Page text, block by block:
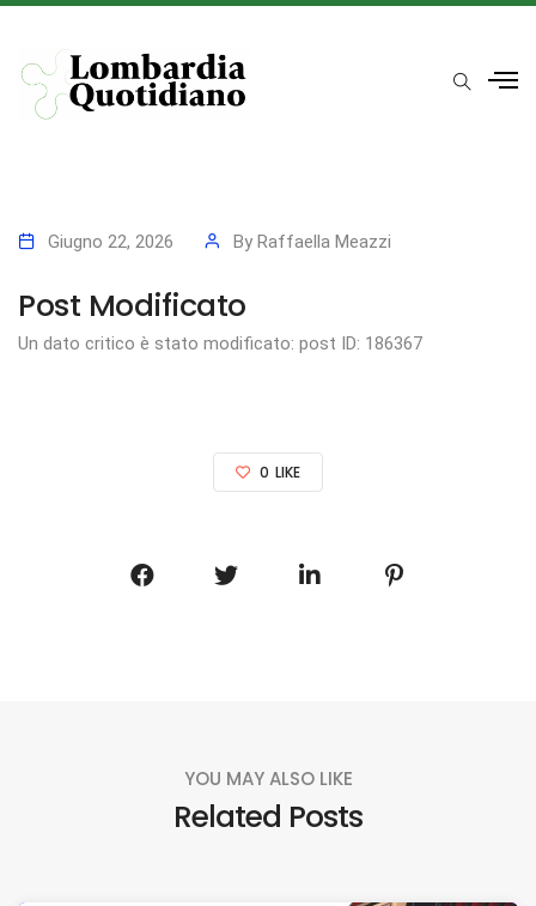
Giugno 22, 2026 By Raffaella Meazzi
Post Modificato
Un dato critico è stato modificato: post ID: 186367
0 LIKE
YOU MAY ALSO LIKE
Related Posts